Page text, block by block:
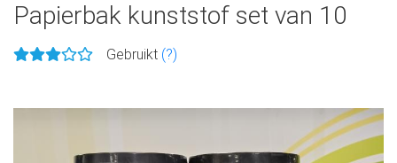
Papierbak kunststof set van 10
Gebruikt (?)